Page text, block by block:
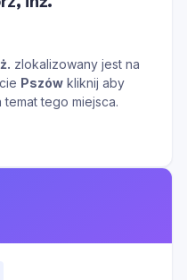
zlokalizowany jest na
Pszów kliknij aby
tego miejsca.